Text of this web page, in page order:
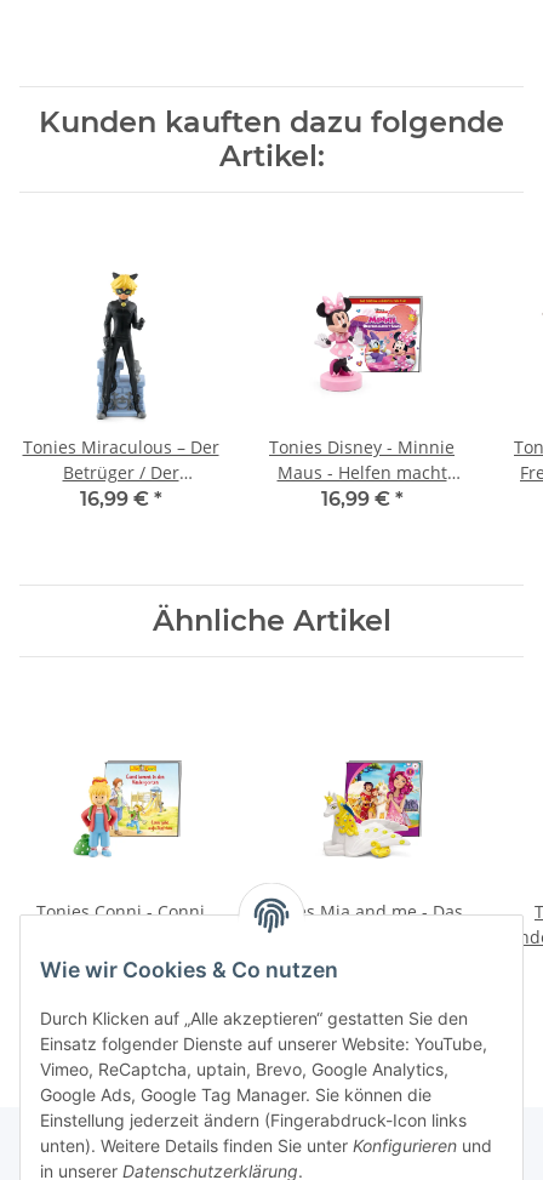
Wie wir Cookies & Co nutzen
Durch Klicken auf „Alle akzeptieren“ gestatten Sie den
Einsatz folgender Dienste auf unserer Website: YouTube,
Vimeo, ReCaptcha, uptain, Brevo, Google Analytics,
Google Ads, Google Tag Manager. Sie können die
Einstellung jederzeit ändern (Fingerabdruck-Icon links
unten). Weitere Details finden Sie unter Konfigurieren und
in unserer Datenschutzerklärung.
Kunden kauften dazu folgende
Artikel:
Tonies Miraculous – Der
Betrüger / Der
Valentinstag
16,99 € *
Tonies Disney - Minnie
Maus - Helfen macht
Spaß
16,99 € *
Ähnliche Artikel
Tonies Conni - Conni
Kindergarten / Conni
(Relaunch 2022)
16,99 €*
Tonies Mia and me - Das
Onchao und das
16,99 €